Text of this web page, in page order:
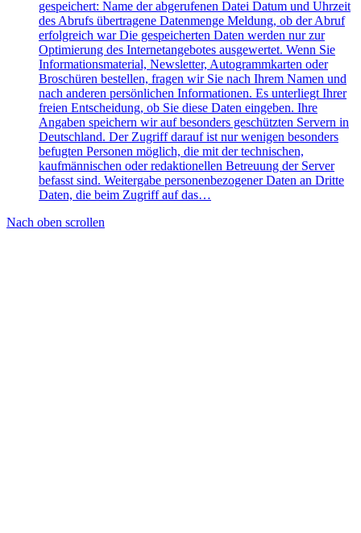
gespeichert: Name der abgerufenen Datei Datum und Uhrzeit
des Abrufs übertragene Datenmenge Meldung, ob der Abruf
erfolgreich war Die gespeicherten Daten werden nur zur
Optimierung des Internetangebotes ausgewertet. Wenn Sie
Informationsmaterial, Newsletter, Autogrammkarten oder
Broschüren bestellen, fragen wir Sie nach Ihrem Namen und
nach anderen persönlichen Informationen. Es unterliegt Ihrer
freien Entscheidung, ob Sie diese Daten eingeben. Ihre
Angaben speichern wir auf besonders geschützten Servern in
Deutschland. Der Zugriff darauf ist nur wenigen besonders
befugten Personen möglich, die mit der technischen,
kaufmännischen oder redaktionellen Betreuung der Server
befasst sind. Weitergabe personenbezogener Daten an Dritte
Daten, die beim Zugriff auf das…
Nach oben scrollen